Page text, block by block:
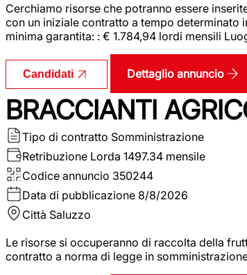
Cerchiamo risorse che potranno essere
con un iniziale contratto a tempo determinato
minima garantita: : € 1.784,94 lordi mensili
Candidati Dettaglio annuncio
BRACCIANTI
Tipo di contratto Somministrazione
Retribuzione Lorda 1497.34 mensile
Codice annuncio 350244
Data di pubblicazione 8/8/2026
Città Saluzzo
Le risorse si occuperanno di raccolta della
contratto a norma di legge in